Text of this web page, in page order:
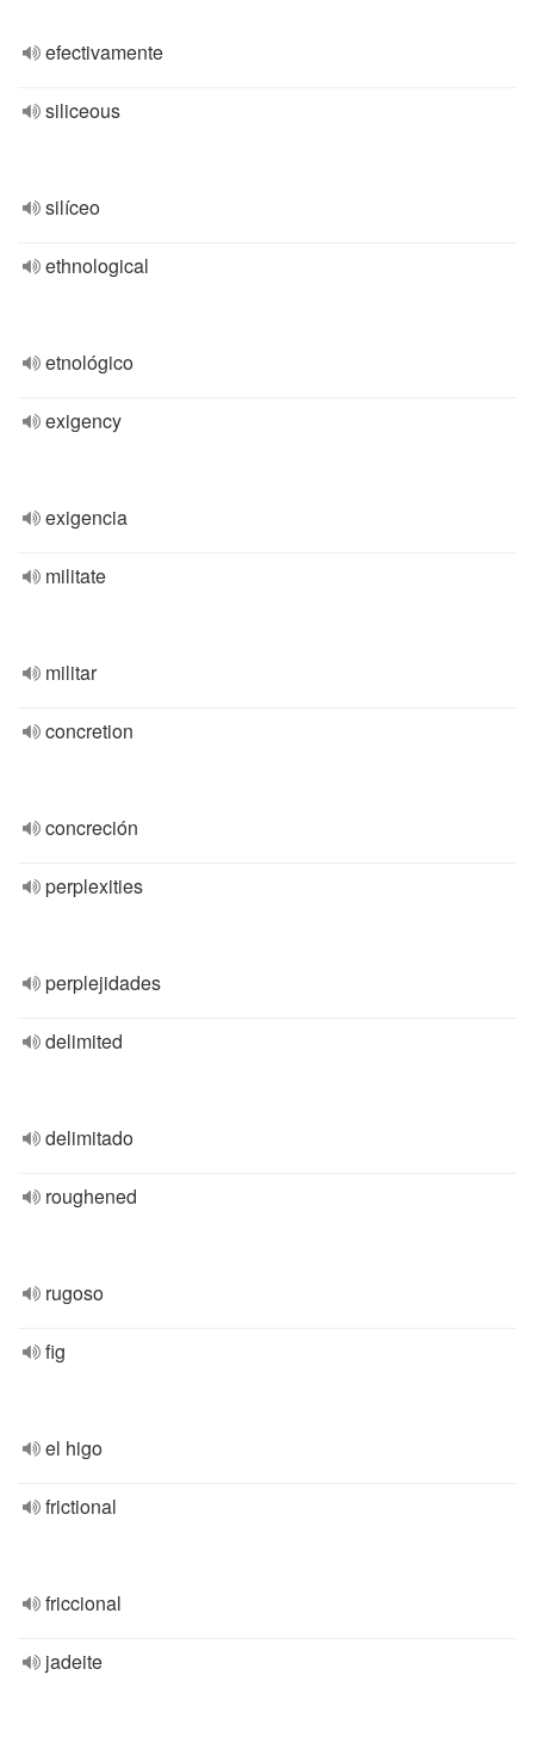
efectivamente
siliceous
silíceo
ethnological
etnológico
exigency
exigencia
militate
militar
concretion
concreción
perplexities
perplejidades
delimited
delimitado
roughened
rugoso
fig
el higo
frictional
friccional
jadeite